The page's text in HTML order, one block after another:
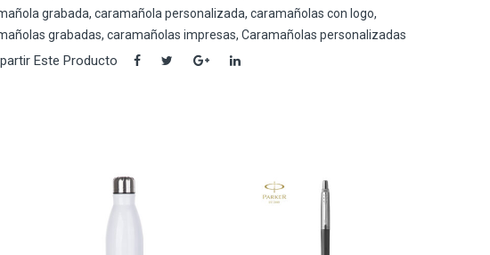
grabada, caramañola personalizada, caramañolas con logo,
grabadas, caramañolas impresas, Caramañolas personalizadas
Este Producto